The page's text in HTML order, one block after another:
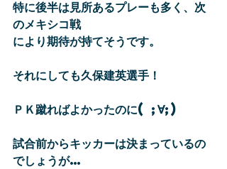
特に後半は見所あるプレーも多く、次
のメキシコ戦
により期待が持てそうです。
それにしても久保建英選手！
ＰＫ蹴ればよかったのに( ;∀;)
試合前からキッカーは決まっているの
でしょうが…